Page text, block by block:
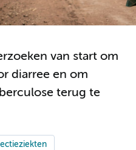
van start om
diarree en om
terug te